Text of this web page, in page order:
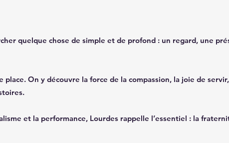
quelque chose de simple et de profond : un regard, une
On y découvre la force de la compassion, la joie de
et la performance, Lourdes rappelle l’essentiel : la